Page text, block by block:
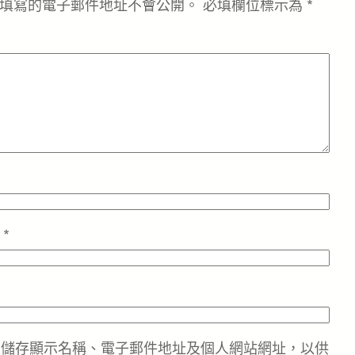
寫的電子郵件地址不會公開。 必填欄位標示為 *
*
存顯示名稱、電子郵件地址及個人網站網址，以供